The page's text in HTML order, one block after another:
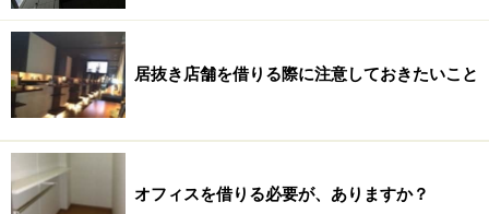
を自宅で起業する場合
1.来社・来店機能
対顧客では、不要です。ただし、対メーカーで必要にな
る場合があります。
2.応接、応対機能
居抜き店舗を借りる際に注意しておきたいこと
オフィスを借りる必要が、ありますか？